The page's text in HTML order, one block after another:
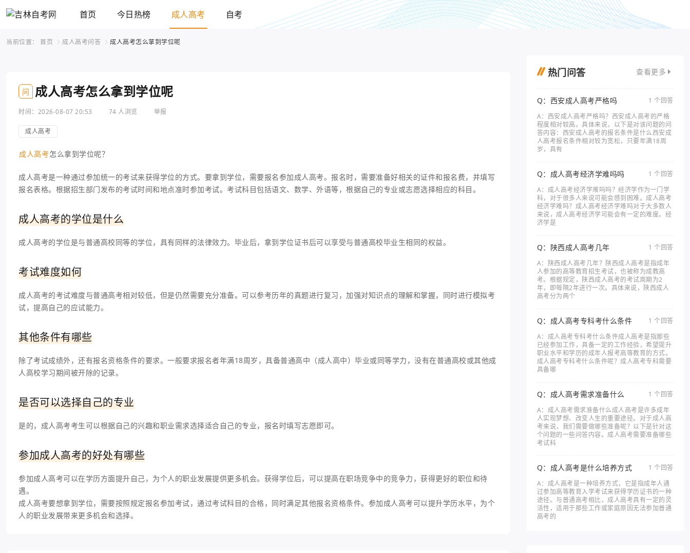
首页 今日热榜 成人高考 自考
当前位置： 首页 成人高考问答 成人高考怎么拿到学位呢
问 成人高考怎么拿到学位呢
时间：2026-08-07 20:53 74 人浏览 举报
成人高考
成人高考怎么拿到学位呢？
成人高考是一种通过参加统一的考试来获得学位的方式。要拿到学位，需要报名参加成人高考。报名时，需要准备好相关的证件和报名费，并填写
报名表格。根据招生部门发布的考试时间和地点准时参加考试。考试科目包括语文、数学、外语等，根据自己的专业或志愿选择相应的科目。
成人高考的学位是什么
成人高考的学位是与普通高校同等的学位，具有同样的法律效力。毕业后，拿到学位证书后可以享受与普通高校毕业生相同的权益。
考试难度如何
成人高考的考试难度与普通高考相对较低，但是仍然需要充分准备。可以参考历年的真题进行复习，加强对知识点的理解和掌握，同时进行模拟考
试，提高自己的应试能力。
其他条件有哪些
除了考试成绩外，还有报名资格条件的要求。一般要求报名者年满18周岁，具备普通高中（成人高中）毕业或同等学力，没有在普通高校或其他成
人高校学习期间被开除的记录。
是否可以选择自己的专业
是的，成人高考考生可以根据自己的兴趣和职业需求选择适合自己的专业，报名时填写志愿即可。
参加成人高考的好处有哪些
参加成人高考可以在学历方面提升自己，为个人的职业发展提供更多机会。获得学位后，可以提高在职场竞争中的竞争力，获得更好的职位和待
遇。
成人高考要想拿到学位，需要按照规定报名参加考试，通过考试科目的合格，同时满足其他报名资格条件。参加成人高考可以提升学历水平，为个
人的职业发展带来更多机会和选择。
热门问答 查看更多
Q：西安成人高考严格吗
1 个回答
A：西安成人高考严格吗？西安成人高考的严格
程度相对较高。具体来说，以下是对该问题的问
答内容：西安成人高考的报名条件是什么西安成
人高考报名条件相对较为宽松，只要年满18周
岁，具有
Q：成人高考经济学难吗吗
1 个回答
A：成人高考经济学难吗吗？经济学作为一门学
科，对于很多人来说可能会感到困难。成人高考
经济学难吗？成人高考经济学难吗对于大多数人
来说，成人高考经济学可能会有一定的难度。经
济学是
Q：陕西成人高考几年
1 个回答
A：陕西成人高考几年？陕西成人高考是指成年
人参加的高等教育招生考试，也被称为成教高
考。根据规定，陕西成人高考的考试周期为2
年，即每隔2年进行一次。具体来说，陕西成人
高考分为两个
Q：成人高考专科考什么条件
1 个回答
A：成人高考专科考什么条件成人高考是指那些
已经参加工作，具备一定的工作经验，希望提升
职业水平和学历的成年人报考高等教育的方式。
成人高考专科考什么条件呢？成人高考专科需要
具备哪
Q：成人高考需求准备什么
1 个回答
A：成人高考需求准备什么成人高考是许多成年
人实现梦想、改变人生的重要途径。对于成人高
考来说，我们需要做哪些准备呢？以下是针对这
个问题的一些问答内容。成人高考需要准备哪些
考试科
Q：成人高考是什么培养方式
1 个回答
A：成人高考是一种培养方式，它是指成年人通
过参加高等教育入学考试来获得学历证书的一种
途径。与普通高考相比，成人高考具有一定的灵
活性，适用于那些工作或家庭原因无法参加普通
高考的